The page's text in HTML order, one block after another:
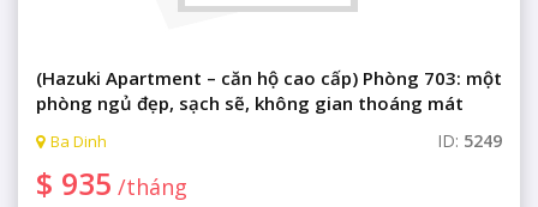
(Hazuki Apartment – căn hộ cao cấp) Phòng 703: một
phòng ngủ đẹp, sạch sẽ, không gian thoáng mát
Ba Dinh ID: 5249
$ 935 /tháng